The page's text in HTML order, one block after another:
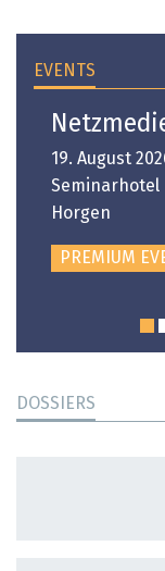
EVENTS
19. August
Seminarhotel
Horgen
PREMIUM
DOSSIERS